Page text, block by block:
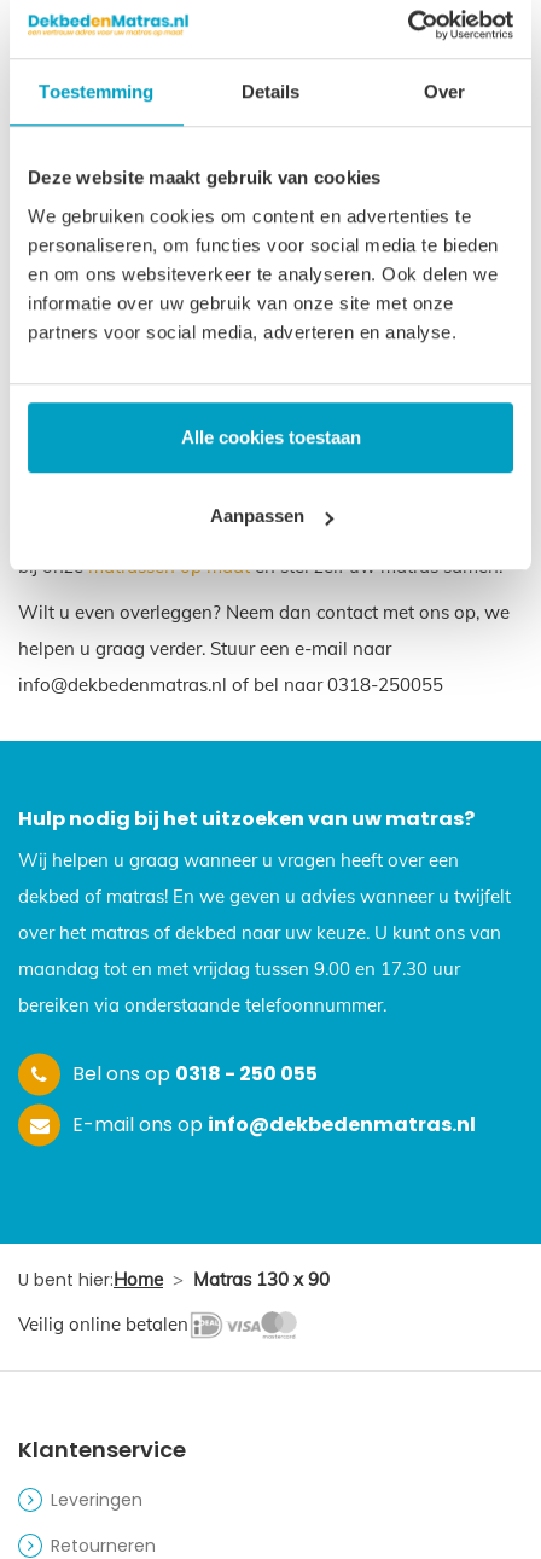
Toestemming Details Over
Deze website maakt gebruik van cookies
We gebruiken cookies om content en advertenties te
personaliseren, om functies voor social media te bieden
en om ons websiteverkeer te analyseren. Ook delen we
informatie over uw gebruik van onze site met onze
partners voor social media, adverteren en analyse.
Alle cookies toestaan
Aanpassen
vervangen. En dat voorkomt belasting op het milieu. Op
deze manier willen wij goed rentmeesterschap uitoefenen
en zorgen voor het milieu voor de generaties die na ons
komen.
Garantie op uw Matras 130 x 90
We geloven in de kwaliteit van uw Matras 130 x 90.
Daarom krijgt u op onze matrassen 3 tot 5 jaar garantie. Met
deze garantie laten we zien dat we achter onze producten
staan. Onze matrassen worden in Nederland gemaakt en
u liever zelf uw matras samenstellen? Dat kan ook! Kijk dan
bij onzematrassen op maaten stel zelf uw matras samen.
Wilt u even overleggen? Neem dan contact met ons op, we
helpen u graag verder. Stuur een e-mail naar
info@dekbedenmatras.nl of bel naar 0318-250055
Hulp nodig bij het uitzoeken van uw matras?
Wij helpen u graag wanneer u vragen heeft over een
dekbed of matras! En we geven u advies wanneer u twijfelt
over het matras of dekbed naar uw keuze. U kunt ons van
maandag tot en met vrijdag tussen 9.00 en 17.30 uur
bereiken via onderstaande telefoonnummer.
Bel ons op 0318 - 250 055
E-mail ons op info@dekbedenmatras.nl
U bent hier:Home > Matras 130 x 90
Veilig online betalen
Klantenservice
Leveringen
Retourneren